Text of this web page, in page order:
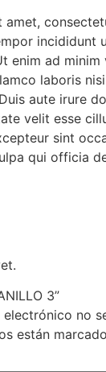
amet,
incididunt
enim ad minim
laboris
aute irure
velit esse
sint
qui officia
3”
no
están